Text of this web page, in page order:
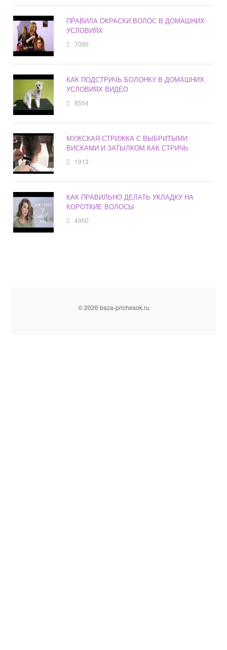
ПРАВИЛА ОКРАСКИ ВОЛОС В ДОМАШНИХ
УСЛОВИЯХ
7090
КАК ПОДСТРИЧЬ БОЛОНКУ В ДОМАШНИХ
УСЛОВИЯХ ВИДЕО
8554
МУЖСКАЯ СТРИЖКА С ВЫБРИТЫМИ
ВИСКАМИ И ЗАТЫЛКОМ КАК СТРИЧЬ
1913
КАК ПРАВИЛЬНО ДЕЛАТЬ УКЛАДКУ НА
КОРОТКИЕ ВОЛОСЫ
4950
© 2026 baza-prichesok.ru